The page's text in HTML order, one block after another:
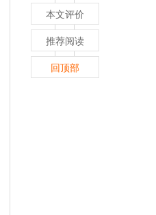
本文评价
推荐阅读
回顶部